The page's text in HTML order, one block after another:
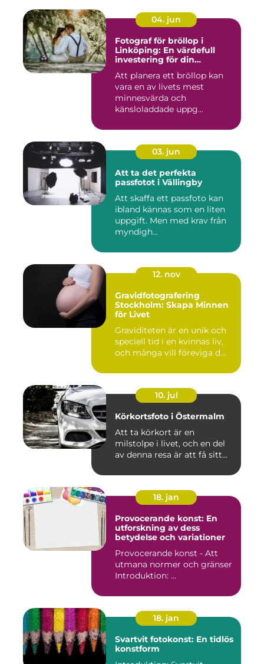
04. jun
Fotograf för bröllop i
Linköping: En värdefull
investering för din
Att planera ett bröllop kan
vara en av livets mest
minnesvärda och
känsloladdade uppg...
03. jun
Att ta det perfekta
passfotot i Vällingby
Att skaffa ett passfoto kan
ibland kännas som en liten
uppgift. Men med krav från
myndigh...
12. nov
Gravidfotografering
Stockholm: Skapa Minnen
för Livet
Graviditeten är en unik och
speciell tid i en kvinnas liv,
och många vill föreviga d...
10. jul
Körkortsfoto i Östermalm
Att ta körkort är en
milstolpe i livet, och en del
av denna resa är att få sitt...
18. jan
Provocerande konst: En
utforskning av dess
betydelse och variationer
Provocerande konst - Att
utmana normer och gränser
Introduktion: ...
18. jan
Svartvit fotokonst: En tidlös
konstform